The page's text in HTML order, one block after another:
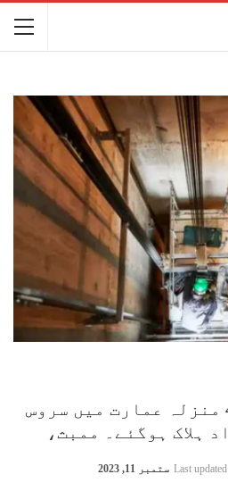
ممبئی:تھانے کی 40 منزلہ عمارت میں سروس
Last updated ستمبر 11, 2023